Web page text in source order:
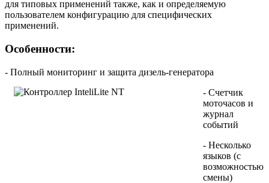
для типовых применений также, как и определяемую
пользователем конфигурацию для специфических
применений.
Особенности:
- Полный мониторинг и защита дизель-генератора
- Счетчик
моточасов и
журнал
событий
- Несколько
языков (с
возможностью
смены)